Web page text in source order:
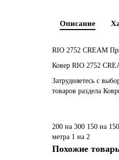
Описание
RIO 2752 CREAM
Ковер RIO 2752
Затрудняетесь с
товаров раздела
200 на 300 150 на 150
метра 1 на 2
Похожие